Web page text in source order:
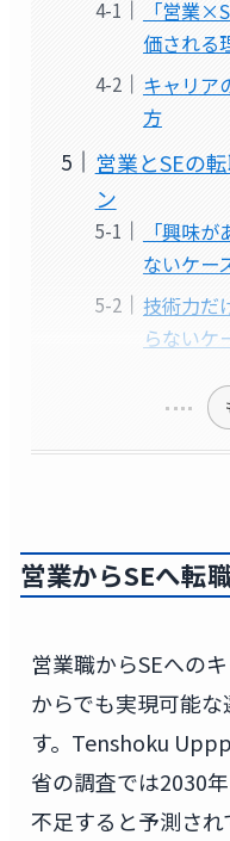
「営業
価される
キャリア
方
営業とSEの
ン
「興味
ないケー
技術力だ
らないケ
営業からSEへ転
営業職からSEへの
からでも実現可能
す。Tenshoku
省の調査では2030
不足すると予測さ